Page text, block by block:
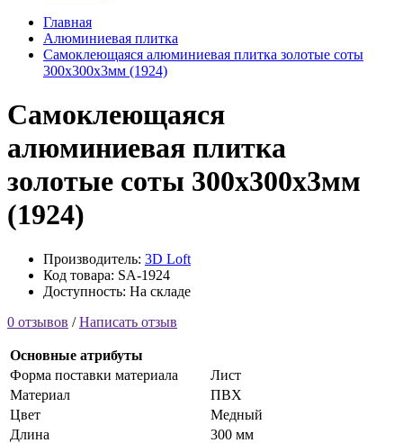
Главная
Алюминиевая плитка
Самоклеющаяся алюминиевая плитка золотые соты
300х300х3мм (1924)
Самоклеющаяся
алюминиевая плитка
золотые соты 300х300х3мм
(1924)
Производитель: 3D Loft
Код товара: SA-1924
Доступность: На складе
0 отзывов /Написать отзыв
Основные атрибуты
Форма поставки материала
Лист
Материал
ПВХ
Цвет
Медный
Длина
300 мм